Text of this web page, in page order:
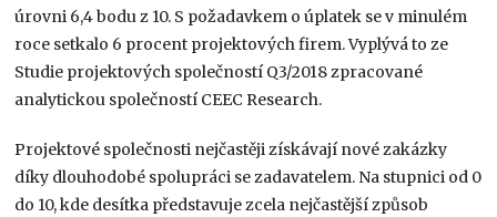
úrovni 6,4 bodu z 10. S požadavkem o úplatek se v minulém
roce setkalo 6 procent projektových firem. Vyplývá to ze
Studie projektových společností Q3/2018 zpracované
analytickou společností CEEC Research.
Projektové společnosti nejčastěji získávají nové zakázky
díky dlouhodobé spolupráci se zadavatelem. Na stupnici od 0
do 10, kde desítka představuje zcela nejčastější způsob